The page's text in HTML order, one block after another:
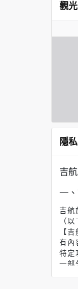
觀
隱
吉
一
吉航
（
【
有內
特定
一部